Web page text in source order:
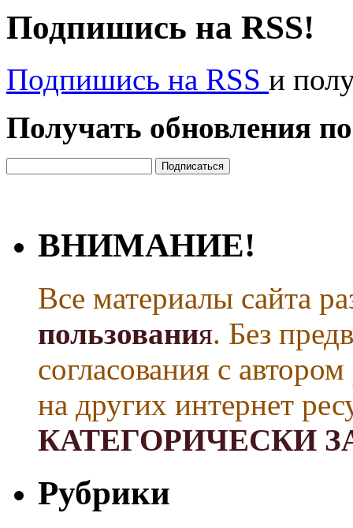
Подпишись на RSS!
Подпишись на RSS и
Получать обновления
ВНИМАНИЕ!
Все материалы сайта
пользования. Без
согласования с
на других интернет
КАТЕГОРИЧЕСКИ
Рубрики